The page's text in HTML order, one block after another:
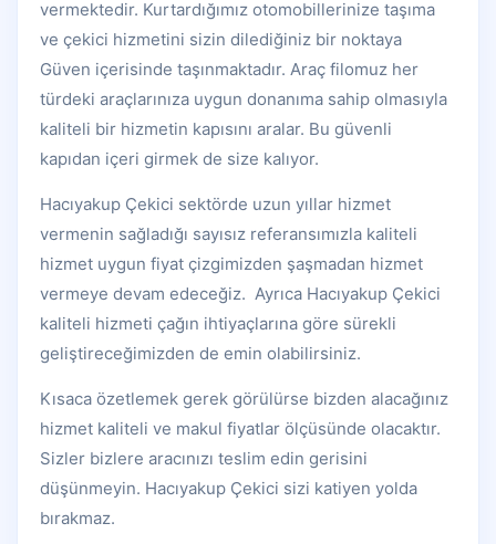
vermektedir. Kurtardığımız otomobillerinize taşıma
ve çekici hizmetini sizin dilediğiniz bir noktaya
Güven içerisinde taşınmaktadır. Araç filomuz her
türdeki araçlarınıza uygun donanıma sahip olmasıyla
kaliteli bir hizmetin kapısını aralar. Bu güvenli
kapıdan içeri girmek de size kalıyor.
Hacıyakup Çekici sektörde uzun yıllar hizmet
vermenin sağladığı sayısız referansımızla kaliteli
hizmet uygun fiyat çizgimizden şaşmadan hizmet
vermeye devam edeceğiz. Ayrıca Hacıyakup Çekici
kaliteli hizmeti çağın ihtiyaçlarına göre sürekli
geliştireceğimizden de emin olabilirsiniz.
Kısaca özetlemek gerek görülürse bizden alacağınız
hizmet kaliteli ve makul fiyatlar ölçüsünde olacaktır.
Sizler bizlere aracınızı teslim edin gerisini
düşünmeyin. Hacıyakup Çekici sizi katiyen yolda
bırakmaz.